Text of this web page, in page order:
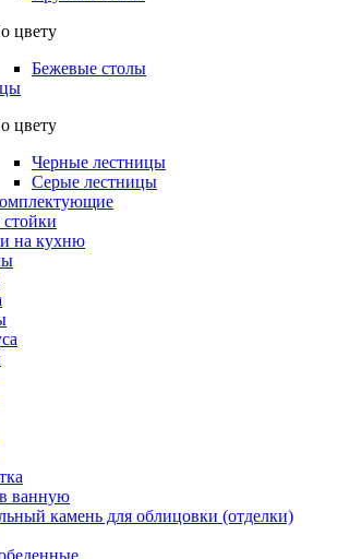
цвету
Бежевые столы
цвету
Черные лестницы
Серые лестницы
на кухню
ванную
камень для облицовки (отделки)